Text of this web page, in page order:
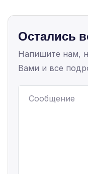
Остались
Напишите нам,
Вами и все